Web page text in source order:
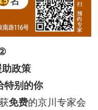
助政策
特别的你
免费的京川专家会